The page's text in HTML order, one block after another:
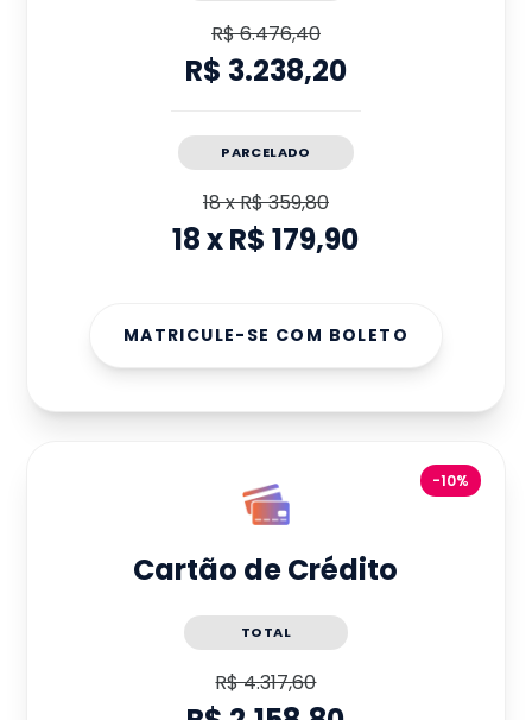
R$ 6.476,40
R$ 3.238,20
PARCELADO
18xR$ 359,80
18xR$ 179,90
MATRICULE-SE COM BOLETO
-10%
Cartão de Crédito
TOTAL
R$ 4.317,60